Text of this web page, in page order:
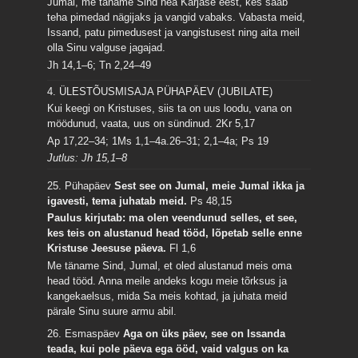
teha pimedad nägijaks ja vangid vabaks. Vabasta meid,
Issand, patu pimedusest ja vangistusest ning aita meil
olla Sinu valguse jagajad.
Jh 14,1–6; Tn 2,24–49
4. ÜLESTÕUSMISAJA PÜHAPÄEV (JUBILATE)
Kui keegi on Kristuses, siis ta on uus loodu, vana on
möödunud, vaata, uus on sündinud.2Kr 5,17
Ap 17,22–34; 1Ms 1,1–4a.26–31; 2,1–4a; Ps 19
Jutlus: Jh 15,1–8
25. PühapäevSest see on Jumal, meie Jumal ikka ja
igavesti, tema juhatab meid. Ps 48,15
Paulus kirjutab: ma olen veendunud selles, et see,
kes teis on alustanud head tööd, lõpetab selle enne
Kristuse Jeesuse päeva. Fl 1,6
Me täname Sind, Jumal, et oled alustanud meis oma
head tööd. Anna meile andeks kogu meie tõrksus ja
kangekaelsus, mida Sa meis kohtad, ja juhata meid
pärale Sinu suure armu abil.
26. EsmaspäevAga on üks päev, see on Issanda
teada, kui pole päeva ega ööd, vaid valgus on ka